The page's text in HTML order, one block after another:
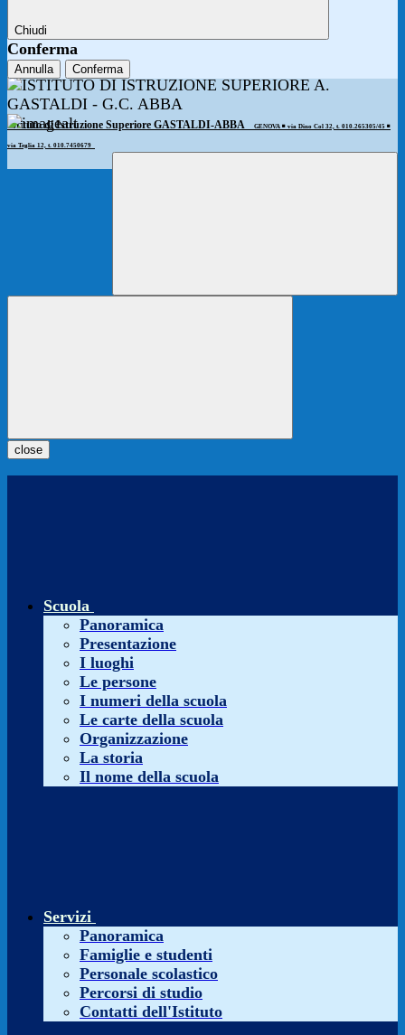
Chiudi
Conferma
Annulla Conferma
Istituto di Istruzione Superiore GASTALDI-ABBA GENOVA ◾️ via Dino Col 32, t. 010.265305/45 ◾️
via Teglia 12, t. 010.7450679
close
Scuola
Panoramica
Presentazione
I luoghi
Le persone
I numeri della scuola
Le carte della scuola
Organizzazione
La storia
Il nome della scuola
Servizi
Panoramica
Famiglie e studenti
Personale scolastico
Percorsi di studio
Contatti dell'Istituto